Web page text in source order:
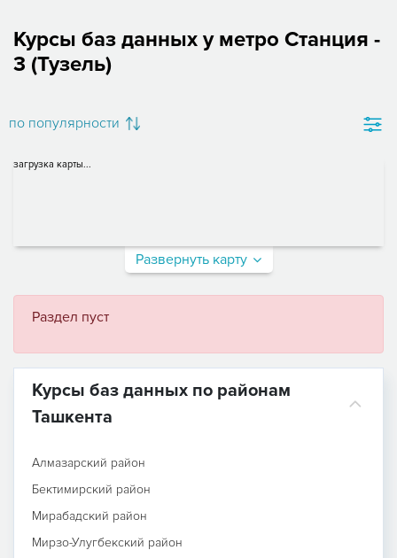
Курсы баз данных у метро Станция -
3 (Тузель)
по популярности
загрузка карты...
Развернуть карту
Раздел пуст
Курсы баз данных по районам
Ташкента
Алмазарский район
Бектимирский район
Мирабадский район
Мирзо-Улугбекский район